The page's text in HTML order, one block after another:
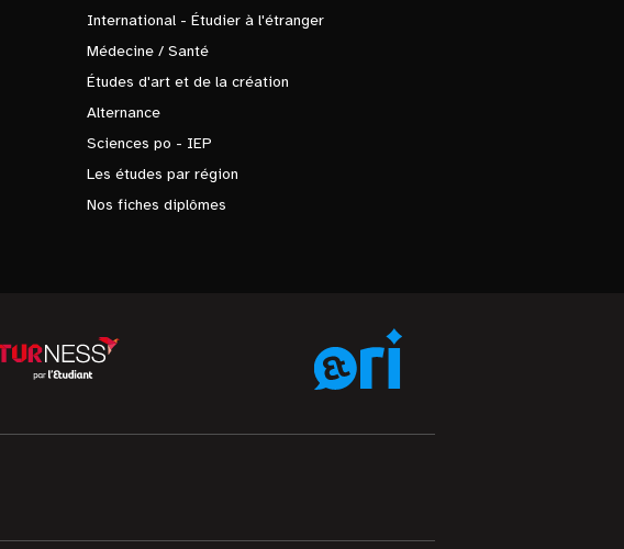
International - Étudier à l'étranger
Médecine / Santé
Études d'art et de la création
Alternance
Sciences po - IEP
Les études par région
Nos fiches diplômes